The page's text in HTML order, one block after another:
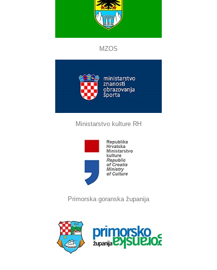
MZOS
Ministarstvo kulture RH
Primorska goranska županija